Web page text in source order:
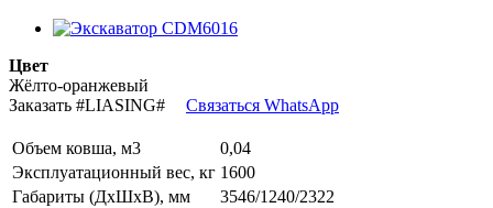
Цвет
Жёлто-оранжевый
Заказать #LIASING# Связаться WhatsApp
Объем ковша, м3
0,04
Эксплуатационный вес, кг 1600
Габариты (ДхШхВ), мм
3546/1240/2322